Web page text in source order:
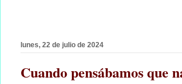
lunes, 22 de julio de 2024
Cuando pensábamos que